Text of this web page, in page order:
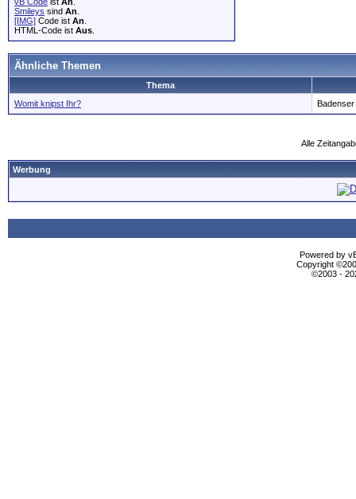
Smileys sind An
[IMG] Code ist An
HTML-Code ist Aus
Ähnliche Themen
Thema
Womit knipst Ihr?
Badenser
Alle
Werbung
Powered by
Copyright
©2003 -